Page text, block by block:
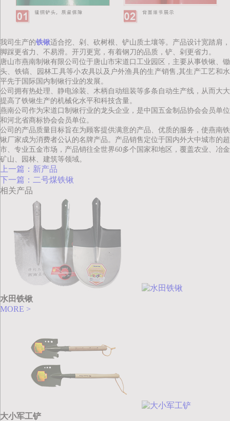
我司生产的铁锹适合挖、剁、砍树根、铲山质土壤等。产品设计宽踏肩，
脚踩更省力、不易滑。开刃更宽，有着钢刀的品质，铲、剁更省力。
唐山市燕南制锹有限公司位于唐山市宋道口工业园区，主要从事铁锹、锄
头、铁镐、园林工具等小农具以及户外渔具的生产销售,其生产工艺和水
平先于国际国内制锹行业的发展。
公司拥有热处理、静电涂装、木柄自动组装等多条自动生产线，从而大大
提高了铁锹生产的机械化水平和科技含量。
燕南公司作为宋道口制锹行业的龙头企业，是中国五金制品协会会员单位
和河北省商标协会会员单位。
公司的产品质量目标旨在为顾客提供满意的产品、优质的服务，使燕南铁
锹厂家成为消费者公认的名牌产品。产品销售定位于国内外大中城市的超
市、专业五金市场，产品销往全世界60多个国家和地区，覆盖农业、冶金
矿山、园林、建筑等领域。
上一篇：新产品
下一篇：二号煤铁锹
相关产品
水田铁锹
MORE >
大小军工铲